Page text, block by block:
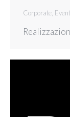
Corporate